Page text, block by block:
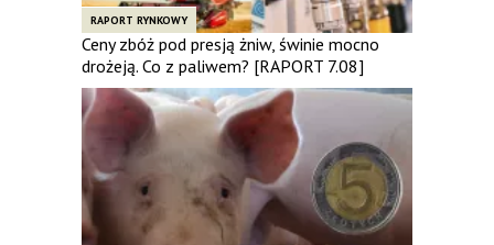
RAPORT RYNKOWY
Ceny zbóż pod presją żniw, świnie mocno
drożeją. Co z paliwem? [RAPORT 7.08]